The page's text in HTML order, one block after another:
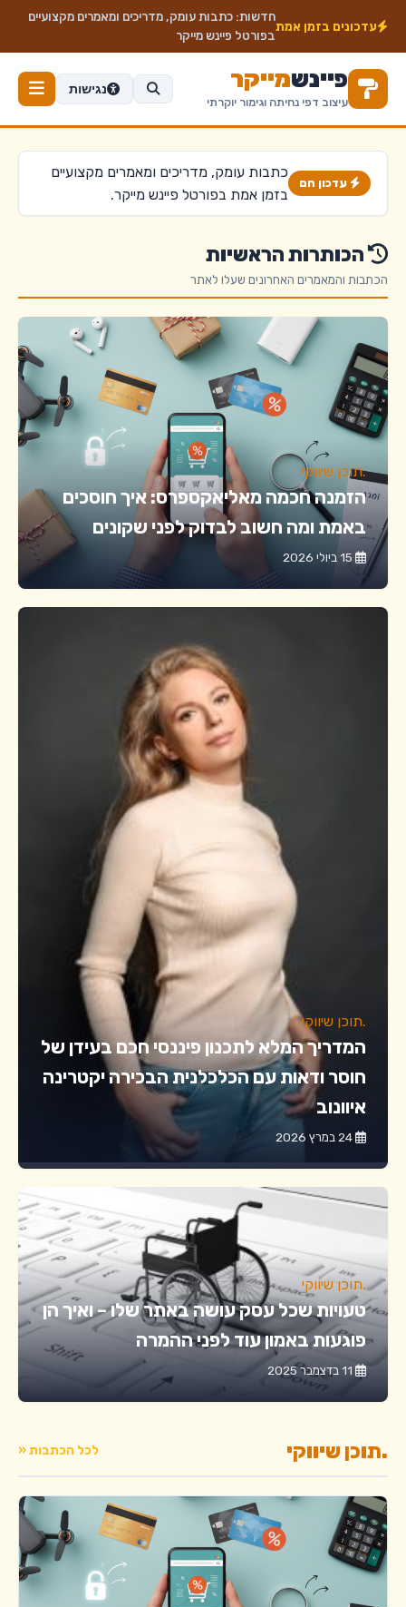
עדכונים בזמן אמת
חדשות: כתבות עומק, מדריכים ומאמרים מקצועיים
בפורטל פיינש מייקר
פיינשמייקר
עיצוב דפי נחיתה וגימור יוקרתי
נגישות
עדכון חם
כתבות עומק, מדריכים ומאמרים מקצועיים
בזמן אמת בפורטל פיינש מייקר.
הכותרות הראשיות
הכתבות והמאמרים האחרונים שעלו לאתר
.תוכן שיווקי
הזמנה חכמה מאליאקספרס: איך חוסכים
באמת ומה חשוב לבדוק לפני שקונים
.תוכן שיווקי
המדריך המלא לתכנון פיננסי חכם בעידן של
חוסר ודאות עם הכלכלנית הבכירה יקטרינה
איוונוב
.תוכן שיווקי
טעויות שכל עסק עושה באתר שלו – ואיך הן
פוגעות באמון עוד לפני ההמרה
.תוכן שיווקי לכל הכתבות «